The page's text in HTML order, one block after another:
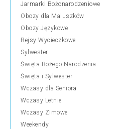
Jarmarki Bożonarodzeniowe
Obozy dla Maluszków
Obozy Językowe
Rejsy Wycieczkowe
Sylwester
Święta Bożego Narodzenia
Święta i Sylwester
Wczasy dla Seniora
Wczasy Letnie
Wczasy Zimowe
Weekendy